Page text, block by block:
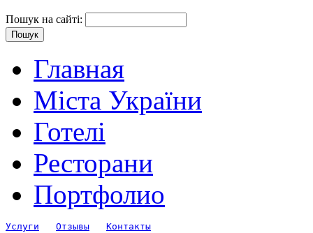
Пошук на сайті:
Главная
Міста України
Готелі
Ресторани
Портфолио
Услуги Отзывы Контакты